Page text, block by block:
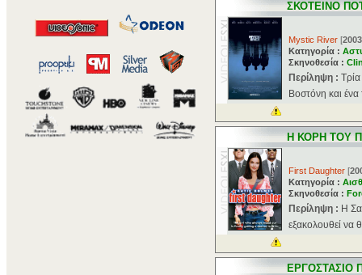
ΣΚΟΤΕΙΝΟ
Mystic River [2003
Κατηγορία :
Σκηνοθεσία :
Περίληψη :
Βοστόνη και ένα
Η ΚΟΡΗ ΤΟΥ
First Daughter [
Κατηγορία :
Σκηνοθεσία :
Περίληψη : Η
εξακολουθεί να
ΕΡΓΟΣΤΑΣΙΟ